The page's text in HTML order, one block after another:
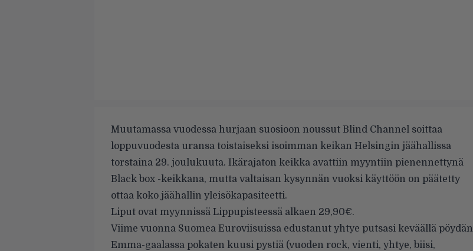
Muutamassa vuodessa hurjaan suosioon noussut Blind Channel soittaa
loppuvuodesta uransa toistaiseksi isoimman keikan Helsingin jäähallissa
torstaina 29. joulukuuta. Ikärajaton keikka avattiin myyntiin pienennettynä
Black box -keikkana, mutta valtaisan kysynnän vuoksi käyttöön on päätetty
ottaa koko jäähallin yleisökapasiteetti.
Liput ovat myynnissä Lippupisteessä alkaen 29,90€.
Viime vuonna Suomea Euroviisuissa edustanut yhtye putsasi keväällä pöydän
Emma-gaalassa pokaten kuusi pystiä (vuoden rock, vienti, yhtye, biisi,